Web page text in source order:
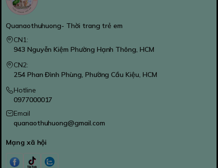
Quanaothuhuong- Thời trang trẻ em
CN1:
943 Nguyễn Kiệm Phường Hạnh Thông, HCM
CN2:
254 Phan Đình Phùng, Phường Cầu Kiệu, HCM
Hotline
0977000017
Email
quanaothuhuong@gmail.com
Mạng xã hội